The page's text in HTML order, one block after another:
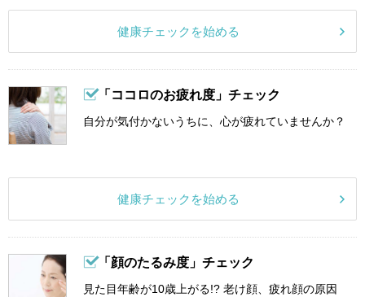
健康チェックを始める
「ココロのお疲れ度」チェック
自分が気付かないうちに、心が疲れていませんか？
健康チェックを始める
「顔のたるみ度」チェック
見た目年齢が10歳上がる!? 老け顔、疲れ顔の原因